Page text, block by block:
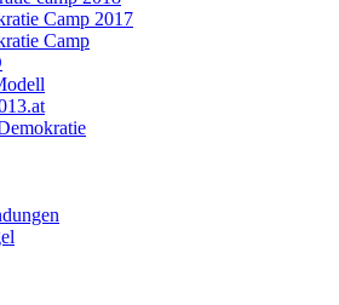
Camp 2017
Camp